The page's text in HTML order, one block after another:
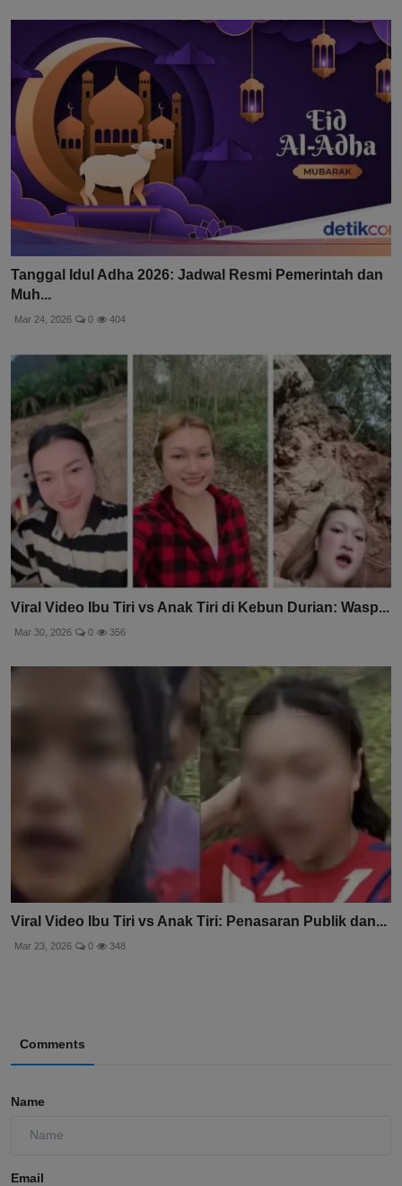
Tanggal Idul Adha 2026: Jadwal Resmi Pemerintah dan
Muh...
Mar 24, 2026 0 404
Viral Video Ibu Tiri vs Anak Tiri di Kebun Durian: Wasp...
Mar 30, 2026 0 356
Viral Video Ibu Tiri vs Anak Tiri: Penasaran Publik dan...
Mar 23, 2026 0 348
Comments
Name
Email